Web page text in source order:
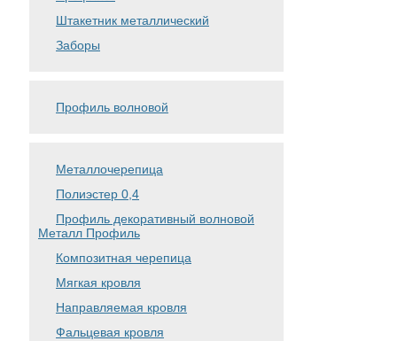
Штакетник металлический
Заборы
Профиль волновой
Металлочерепица
Полиэстер 0,4
Профиль декоративный волновой
Металл Профиль
Композитная черепица
Мягкая кровля
Направляемая кровля
Фальцевая кровля